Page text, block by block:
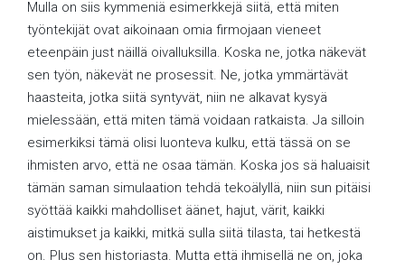
Mulla on siis kymmeniä esimerkkejä siitä, että miten
työntekijät ovat aikoinaan omia firmojaan vieneet
eteenpäin just näillä oivalluksilla. Koska ne, jotka näkevät
sen työn, näkevät ne prosessit. Ne, jotka ymmärtävät
haasteita, jotka siitä syntyvät, niin ne alkavat kysyä
mielessään, että miten tämä voidaan ratkaista. Ja silloin
esimerkiksi tämä olisi luonteva kulku, että tässä on se
ihmisten arvo, että ne osaa tämän. Koska jos sä haluaisit
tämän saman simulaation tehdä tekoälyllä, niin sun pitäisi
syöttää kaikki mahdolliset äänet, hajut, värit, kaikki
aistimukset ja kaikki, mitkä sulla siitä tilasta, tai hetkestä
on. Plus sen historiasta. Mutta että ihmisellä ne on, joka